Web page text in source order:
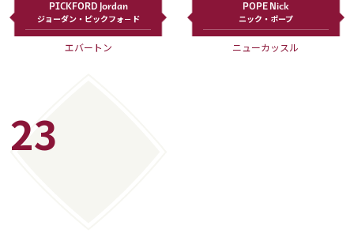
運営会社
ご利用にあたって
Share
PICKFORD Jordan
ジョーダン・ピックフォ－ド
エバートン
POPE Nick
ニック・ポープ
ニューカッスル
23